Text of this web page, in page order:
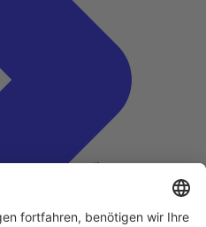
Feedback zu ihrer